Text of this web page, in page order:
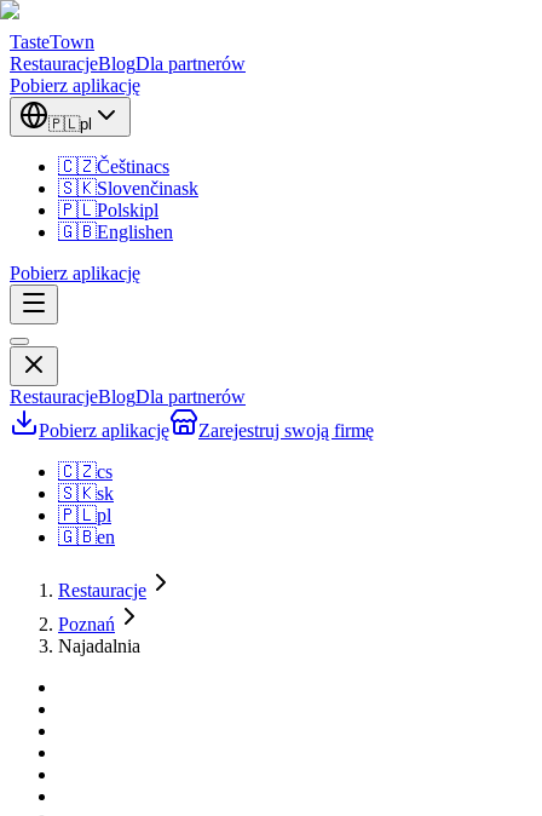
TasteTown
RestauracjeBlogDla partnerów
Pobierz aplikację
🇵🇱pl
🇨🇿Češtinacs
🇸🇰Slovenčinask
🇵🇱Polskipl
🇬🇧Englishen
Pobierz aplikację
RestauracjeBlogDla partnerów
Pobierz aplikację
Zarejestruj swoją firmę
🇨🇿cs
🇸🇰sk
🇵🇱pl
🇬🇧en
Restauracje
Poznań
Najadalnia